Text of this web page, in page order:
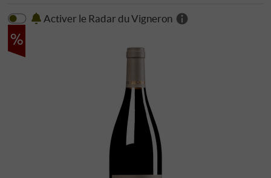
Activer le Radar du Vigneron